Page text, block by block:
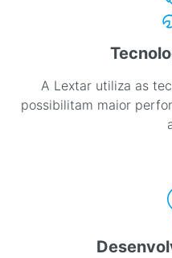
A Lextar utiliza as
possibilitam maior